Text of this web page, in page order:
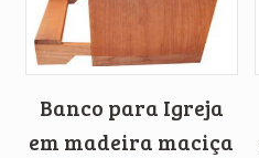
Banco para Igreja
em madeira maciça